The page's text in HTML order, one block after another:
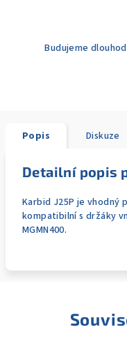
Budujeme
Popis Diskuze
Detailní popis
Karbid J25P je vhodný
kompatibilní s držáky
MGMN400.